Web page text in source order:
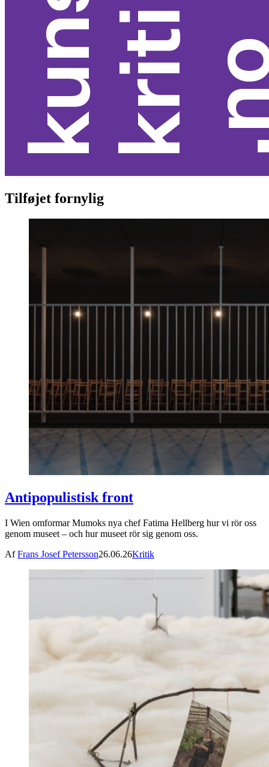
Tilføjet fornylig
Antipopulistisk front
I Wien omformar Mumoks nya chef Fatima Hellberg hur vi rör oss
genom museet – och hur museet rör sig genom oss.
AfFrans Josef Petersson26.06.26Kritik